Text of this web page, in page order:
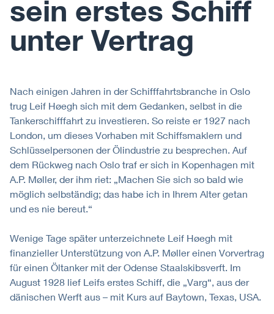
sein erstes Schiff
unter Vertrag
Nach einigen Jahren in der Schifffahrtsbranche in Oslo
trug Leif Høegh sich mit dem Gedanken, selbst in die
Tankerschifffahrt zu investieren. So reiste er 1927 nach
London, um dieses Vorhaben mit Schiffsmaklern und
Schlüsselpersonen der Ölindustrie zu besprechen. Auf
dem Rückweg nach Oslo traf er sich in Kopenhagen mit
A.P. Møller, der ihm riet: „Machen Sie sich so bald wie
möglich selbständig; das habe ich in Ihrem Alter getan
und es nie bereut.“
Wenige Tage später unterzeichnete Leif Høegh mit
finanzieller Unterstützung von A.P. Møller einen Vorvertrag
für einen Öltanker mit der Odense Staalskibsverft. Im
August 1928 lief Leifs erstes Schiff, die „Varg“, aus der
dänischen Werft aus – mit Kurs auf Baytown, Texas, USA.